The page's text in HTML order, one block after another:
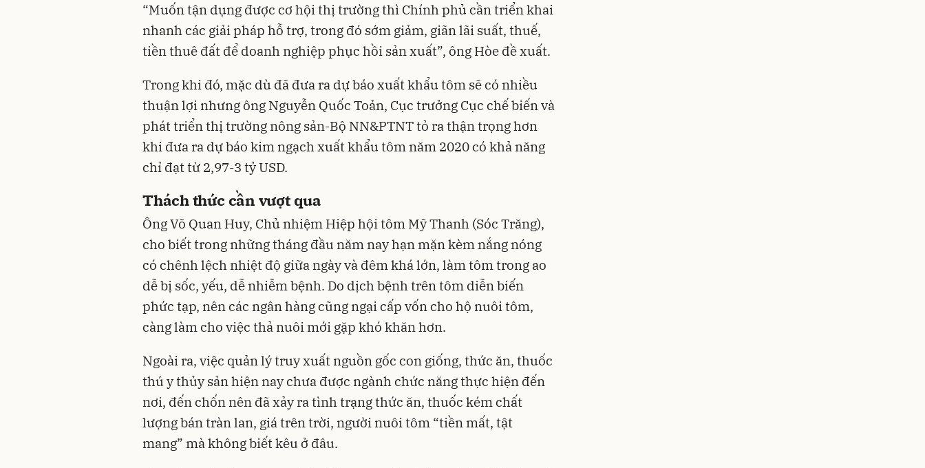
“Muốn tận dụng được cơ hội thị trường thì Chính phủ cần triển khai
nhanh các giải pháp hỗ trợ, trong đó sớm giảm, giãn lãi suất, thuế,
tiền thuê đất để doanh nghiệp phục hồi sản xuất”, ông Hòe đề xuất.
Trong khi đó, mặc dù đã đưa ra dự báo xuất khẩu tôm sẽ có nhiều
thuận lợi nhưng ông Nguyễn Quốc Toản, Cục trưởng Cục chế biến và
phát triển thị trường nông sản-Bộ NN&PTNT tỏ ra thận trọng hơn
khi đưa ra dự báo kim ngạch xuất khẩu tôm năm 2020 có khả năng
chỉ đạt từ 2,97-3 tỷ USD.
Thách thức cần vượt qua
Ông Võ Quan Huy, Chủ nhiệm Hiệp hội tôm Mỹ Thanh (Sóc Trăng),
cho biết trong những tháng đầu năm nay hạn mặn kèm nắng nóng
có chênh lệch nhiệt độ giữa ngày và đêm khá lớn, làm tôm trong ao
dễ bị sốc, yếu, dễ nhiễm bệnh. Do dịch bệnh trên tôm diễn biến
phức tạp, nên các ngân hàng cũng ngại cấp vốn cho hộ nuôi tôm,
càng làm cho việc thả nuôi mới gặp khó khăn hơn.
Ngoài ra, việc quản lý truy xuất nguồn gốc con giống, thức ăn, thuốc
thú y thủy sản hiện nay chưa được ngành chức năng thực hiện đến
nơi, đến chốn nên đã xảy ra tình trạng thức ăn, thuốc kém chất
lượng bán tràn lan, giá trên trời, người nuôi tôm “tiền mất, tật
mang” mà không biết kêu ở đâu.